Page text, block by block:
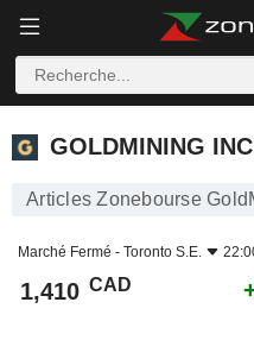
GOLDMINING INC.
GOLDMINING
Articles Zonebourse
Marché Fermé - Toronto S.E.
1,410 CAD